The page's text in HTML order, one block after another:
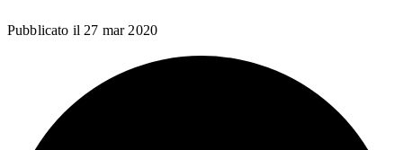
Pubblicato il 27 mar 2020